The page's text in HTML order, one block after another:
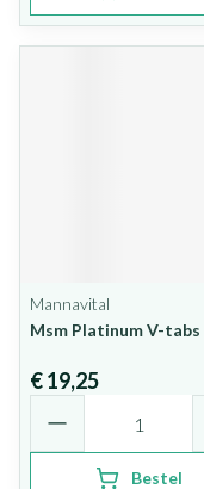
Mannavital
Msm Platinum V-tabs
€ 19,25
Bestel